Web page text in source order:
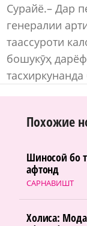
Сурайё.– Дар
генералии
таассуроти
бошукӯҳ
тасхиркунанда
Похожие
САРНАВИШТ
Шиносоӣ бо
афтонд
Холиса: